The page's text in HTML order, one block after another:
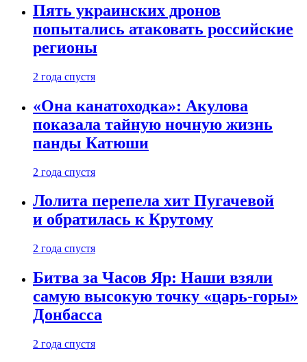
Пять украинских дронов
попытались атаковать российские
регионы
2 года спустя
«Она канатоходка»: Акулова
показала тайную ночную жизнь
панды Катюши
2 года спустя
Лолита перепела хит Пугачевой
и обратилась к Крутому
2 года спустя
Битва за Часов Яр: Наши взяли
самую высокую точку «царь-горы»
Донбасса
2 года спустя